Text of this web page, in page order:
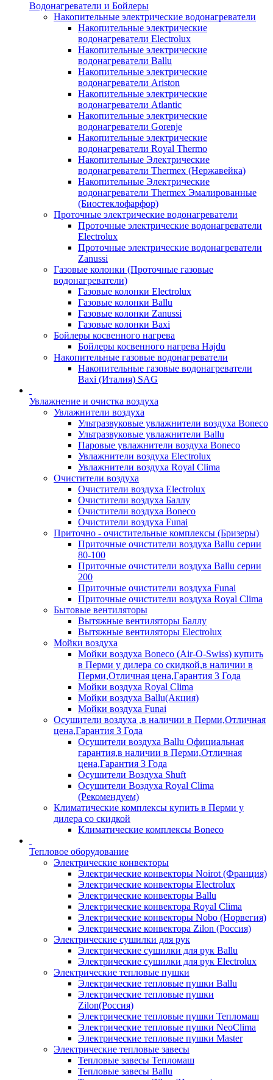
Водонагреватели и Бойлеры
Накопительные электрические водонагреватели
Накопительные электрические
водонагреватели Electrolux
Накопительные электрические
водонагреватели Ballu
Накопительные электрические
водонагреватели Ariston
Накопительные электрические
водонагреватели Atlantic
Накопительные электрические
водонагреватели Gorenje
Накопительные электрические
водонагреватели Royal Thermo
Накопительные Электрические
водонагреватели Thermex (Нержавейка)
Накопительные Электрические
водонагреватели Thermex Эмалированные
(Биостеклофарфор)
Проточные электрические водонагреватели
Проточные электрические водонагреватели
Electrolux
Проточные электрические водонагреватели
Zanussi
Газовые колонки (Проточные газовые
водонагреватели)
Газовые колонки Electrolux
Газовые колонки Ballu
Газовые колонки Zanussi
Газовые колонки Baxi
Бойлеры косвенного нагрева
Бойлеры косвенного нагрева Hajdu
Накопительные газовые водонагреватели
Накопительные газовые водонагреватели
Baxi (Италия) SAG
Увлажнение и очистка воздуха
Увлажнители воздуха
Ультразвуковые увлажнители воздуха Boneco
Ультразвуковые увлажнители Ballu
Паровые увлажнители воздуха Boneco
Увлажнители воздуха Electrolux
Увлажнители воздуха Royal Clima
Очистители воздуха
Очистители воздуха Electrolux
Очистители воздуха Баллу
Очистители воздуха Boneco
Очистители воздуха Funai
Приточно - очистительные комплексы (Бризеры)
Приточные очистители воздуха Ballu серии
80-100
Приточные очистители воздуха Ballu серии
200
Приточные очистители воздуха Funai
Приточные очистители воздуха Royal Clima
Бытовые вентиляторы
Вытяжные вентиляторы Баллу
Вытяжные вентиляторы Electrolux
Мойки воздуха
Мойки воздуха Boneco (Air-O-Swiss) купить
в Перми у дилера со скидкой,в наличии в
Перми,Отличная цена,Гарантия 3 Года
Мойки воздуха Royal Clima
Мойки воздуха Ballu(Акция)
Мойки воздуха Funai
Осушители воздуха ,в наличии в Перми,Отличная
цена,Гарантия 3 Года
Осушители воздуха Ballu Официальная
гарантия,в наличии в Перми,Отличная
цена,Гарантия 3 Года
Осушители Воздуха Shuft
Осушители Воздуха Royal Clima
(Рекомендуем)
Климатические комплексы купить в Перми у
дилера со скидкой
Климатические комплексы Boneсo
Тепловое оборудование
Электрические конвекторы
Электрические конвекторы Noirot (Франция)
Электрические конвекторы Electrolux
Электрические конвекторы Ballu
Электрические конвектора Royal Clima
Электрические конвекторы Nobo (Норвегия)
Электрические конвектора Zilon (Россия)
Электрические сушилки для рук
Электрические сушилки для рук Ballu
Электрические сушилки для рук Electrolux
Электрические тепловые пушки
Электрические тепловые пушки Ballu
Электрические тепловые пушки
Zilon(Россия)
Электрические тепловые пушки Тепломаш
Электрические тепловые пушки NeoClima
Электрические тепловые пушки Master
Электрические тепловые завесы
Тепловые завесы Тепломаш
Тепловые завесы Ballu